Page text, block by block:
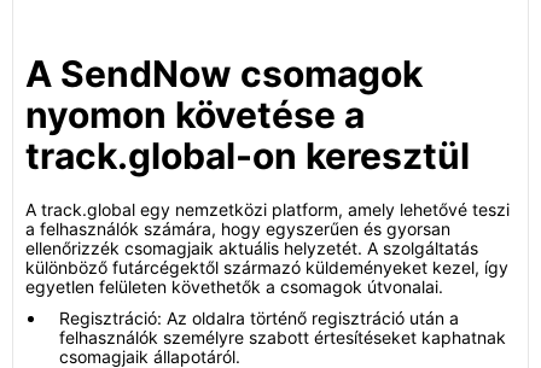
A SendNow csomagok
nyomon követése a
track.global-on keresztül
A track.global egy nemzetközi platform, amely lehetővé teszi
a felhasználók számára, hogy egyszerűen és gyorsan
ellenőrizzék csomagjaik aktuális helyzetét. A szolgáltatás
különböző futárcégektől származó küldeményeket kezel, így
egyetlen felületen követhetők a csomagok útvonalai.
Regisztráció: Az oldalra történő regisztráció után a
felhasználók személyre szabott értesítéseket kaphatnak
csomagjaik állapotáról.